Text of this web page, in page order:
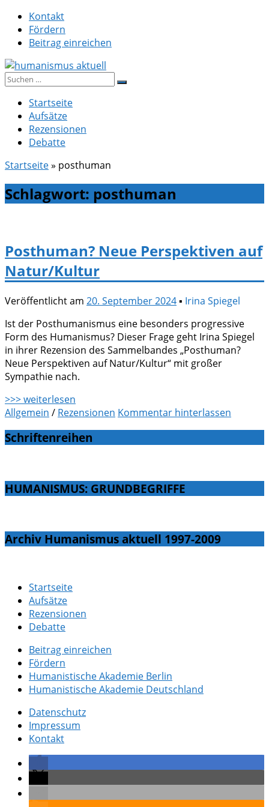
Zum
Inhalt
springen
Kontakt
Fördern
Beitrag einreichen
humanismus aktuell
Suche
Startseite
Aufsätze
Rezensionen
Debatte
Startseite» posthuman
Schlagwort: posthuman
Posthuman? Neue Perspektiven auf
Natur/Kultur
Veröffentlicht am 20. September 2024▪ Irina Spiegel
Ist der Posthumanismus eine besonders progressive
Form des Humanismus? Dieser Frage geht Irina Spiegel
in ihrer Rezension des Sammelbandes „Posthuman?
Neue Perspektiven auf Natur/Kultur“ mit großer
Sympathie nach.
>>> weiterlesen
Allgemein / Rezensionen Kommentar hinterlassen
Schriftenreihen
HUMANISMUS: GRUNDBEGRIFFE
Archiv Humanismus aktuell 1997-2009
Startseite
Aufsätze
Rezensionen
Debatte
Beitrag einreichen
Fördern
Humanistische Akademie Berlin
Humanistische Akademie Deutschland
Datenschutz
Impressum
Kontakt